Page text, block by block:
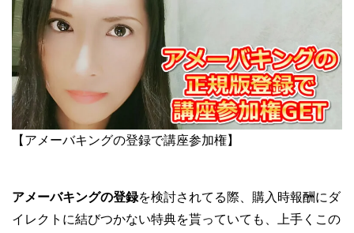
【アメーバキングの登録で講座参加権】
アメーバキングの登録を検討されてる際、購入時報酬にダ
イレクトに結びつかない特典を貰っていても、上手くこの